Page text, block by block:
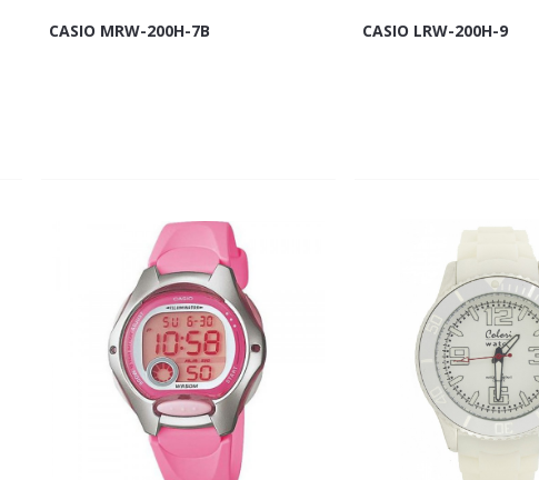
CASIO MRW-200H-7B CASIO LRW-200H-9